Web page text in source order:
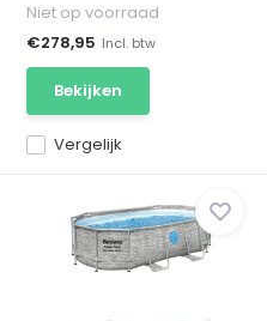
Vergelijk
Niet op voorraad
€278,95 Incl. btw
Bekijken